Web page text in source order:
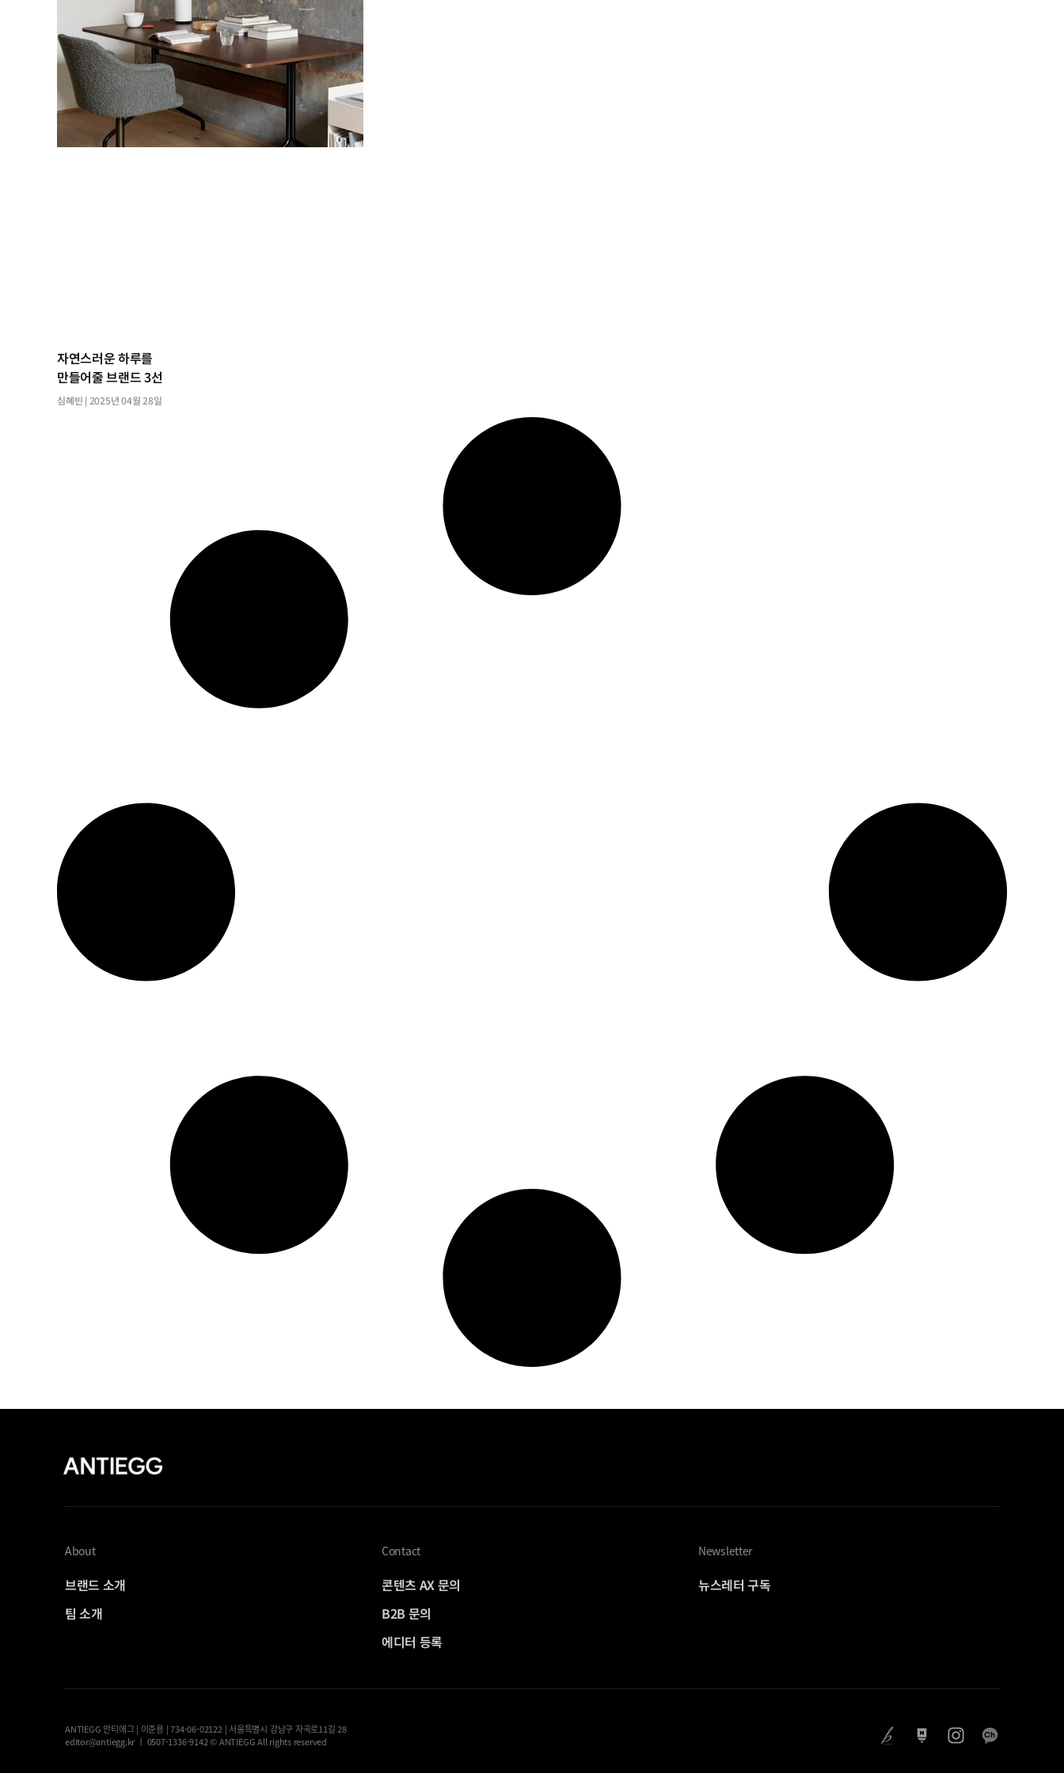
자연스러운 하루를
만들어줄 브랜드 3선
심혜빈 2025년 04월 28일
About
브랜드 소개
팀 소개
Contact
콘텐츠 AX 문의
B2B 문의
에디터 등록
Newsletter
뉴스레터 구독
ANTIEGG 안티에그 | 이준용 | 734-06-02122 | 서울특별시 강남구 자곡로11길 28
editor@antiegg.kr ㅣ 0507-1336-9142 © ANTIEGG All rights reserved